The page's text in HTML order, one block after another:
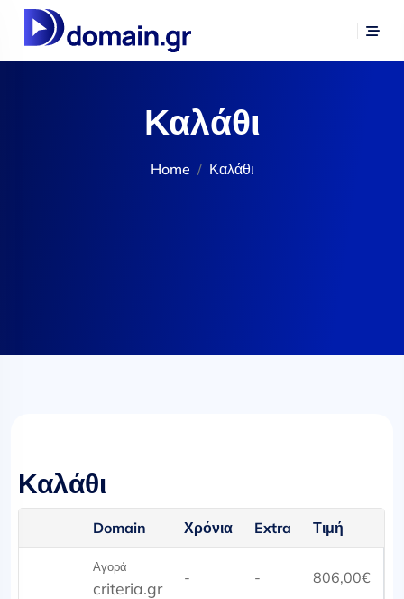
Καλάθι
Home Καλάθι
Καλάθι
Domain Χρόνια Extra Τιμή
Αγορά
criteria.gr
- - 806,00€